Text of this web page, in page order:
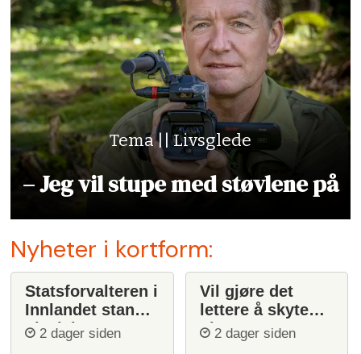
Tema || Livsglede
– Jeg vil stupe med støvlene på
Nyheter i kortform:
Statsforvalteren i
Innlandet stanser
ulvejakt
2 dager siden
Vil gjøre det
lettere å skyte
ulv2 dager siden